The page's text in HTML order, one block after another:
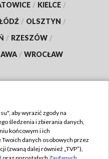
/ KIELCE /
/ OLSZTYN /
/ RZESZÓW /
/ WROCŁAW
TVP
aby wyrazić zgody na
śledzenia i zbierania danych,
końcowym i ich
danych osobowych przez
(zwaną dalej również „TVP”),